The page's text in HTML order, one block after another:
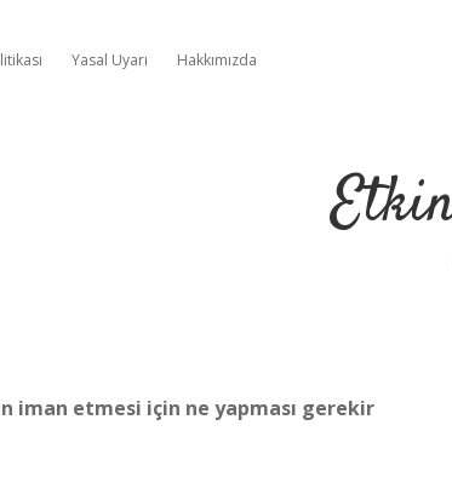
Yasal Uyarı Hakkımızda
iman etmesi için ne yapması gerekir